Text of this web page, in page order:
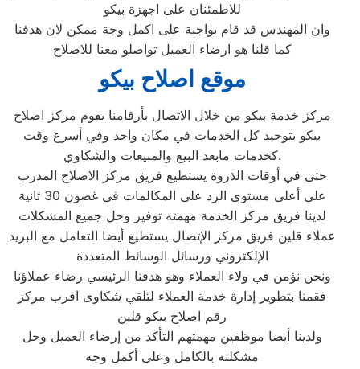
للاطمئنان على اجهزة بيكو
وان المهندس قد قام بواجبة على اكمل وجة ممكن لان هدفنا
كما قلنا هو ارضاء العميل تواصلو معنا للاصلاح
موقع اصلاح بيكو
مركز خدمة بيكو من خلال الاتصال بأرقامنا يقوم مركز اصلاح
بيكو بتوحيد كل الخدمات في مكان واحد وفي أسرع وقت
كخدمات مابعد البيع والمبيعات والشكاوي.
حتى في أوقات الذروة يستطيع فريق مركز الاصلاح المدرب
على أعلى مستوى الرد على المكالمات في غضون 30 ثانية
لدينا فريق مركز الخدمة مهمته توفير وحل جميع المشكلات
عملاء قلين فريق مركز الإتصال يستطيع أيضا التعامل مع البريد
الإلكتروني ورسائل الوسائط المتعددة
ونحن نؤمن في ولاء العملاء وهو هدفنا الرئيسي رضاء عملاؤنا
فقمنا بتطوير إدارة خدمة العملاء لتلقي شكاوى اقرب مركز
رقم اصلاح بيكو قلين
ولدينا أيضا موظفين مهمتهم التأكد من إرضاء العميل وحل
مشكلته بالكامل وعلى أكمل وجه